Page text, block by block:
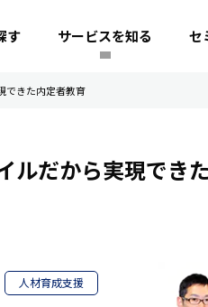
す サービスを知る セ
できた内定者教育
ルだから実現でき
人材育成支援